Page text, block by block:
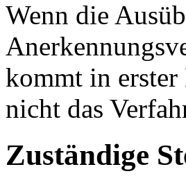
Wenn die
kommt in erster
nicht das
Zuständige